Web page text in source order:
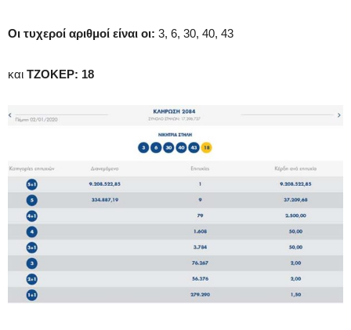
Οι τυχεροί αριθμοί είναι οι: 3, 6, 30, 40, 43
και ΤΖΟΚΕΡ: 18